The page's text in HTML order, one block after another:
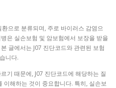
으로 분류되며, 주로 바이러스 감염으
은 실손보험 및 암보험에서 보장을 받을
글에서는 J07 진단코드와 관련된 보험
니다.
기 때문에, J07 진단코드에 해당하는 질
이해하는 것이 중요합니다. 특히, 실손보